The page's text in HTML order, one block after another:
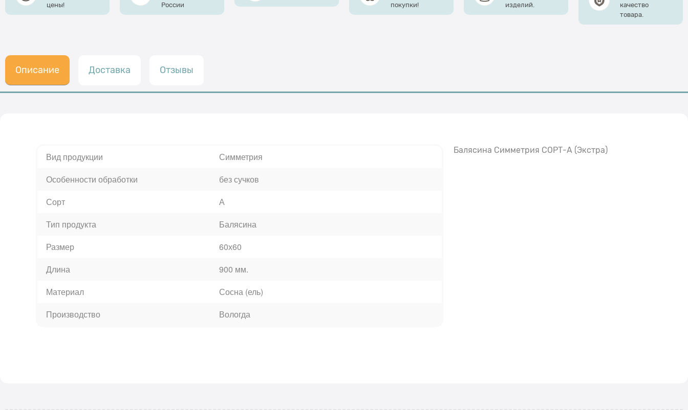
цены!
России
покупки!
изделий.
качество
товара.
Описание Доставка Отзывы
Вид продукции
Симметрия
Особенности обработки
без сучков
Сорт
А
Тип продукта
Балясина
Размер
60х60
Длина
900 мм.
Материал
Сосна (ель)
Производство
Вологда
Балясина Симметрия СОРТ-А (Экстра)